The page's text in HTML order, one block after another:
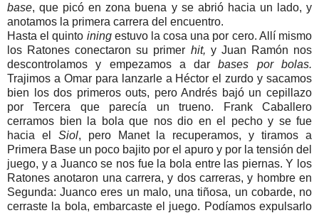
base, que picó en zona buena y se abrió hacia un lado, y
anotamos la primera carrera del encuentro.
Hasta el quinto iningestuvo la cosa una por cero. Allí mismo
los Ratones conectaron su primer hit, y Juan Ramón nos
descontrolamos y empezamos a darbases por bolas.
Trajimos a Omar para lanzarle a Héctor el zurdo y sacamos
bien los dos primeros outs, pero Andrés bajó un cepillazo
por Tercera que parecía un trueno. Frank Caballero
cerramos bien la bola que nos dio en el pecho y se fue
hacia el Siol, pero Manet la recuperamos, y tiramos a
Primera Base un poco bajito por el apuro y por la tensión del
juego, y a Juanco se nos fue la bola entre las piernas. Y los
Ratones anotaron una carrera, y dos carreras, y hombre en
Segunda: Juanco eres un malo, una tiñosa, un cobarde, no
cerraste la bola, embarcaste el juego. Podíamos expulsarlo